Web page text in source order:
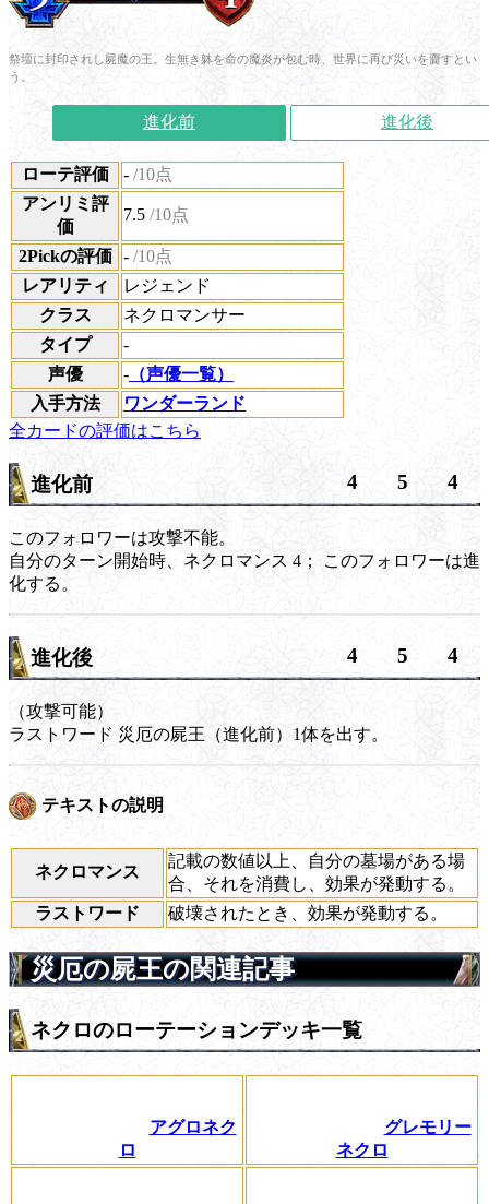
祭壇に封印されし屍魔の王。生無き躰を命の魔炎が包む時、世界に再び災いを齎すとい
う。
進化前 進化後
ローテ評価 - /10点
アンリミ評
価
7.5 /10点
2Pickの評価 - /10点
レアリティ
レジェンド
クラス
ネクロマンサー
タイプ
-
声優
- （声優一覧）
入手方法
ワンダーランド
全カードの評価はこちら
進化前 4 5 4
このフォロワーは攻撃不能。
自分のターン開始時、 ネクロマンス 4；
このフォロワーは進
化する。
進化後 4 5 4
（攻撃可能）
ラストワード 災厄の屍王（進化前）1体を出す。
テキストの説明
ネクロマンス
記載の数値以上、自分の墓場がある場
合、それを消費し、効果が発動する。
ラストワード
破壊されたとき、効果が発動する。
災厄の屍王の関連記事
ネクロのローテーションデッキ一覧
アグロネク
ロ
グレモリー
ネクロ